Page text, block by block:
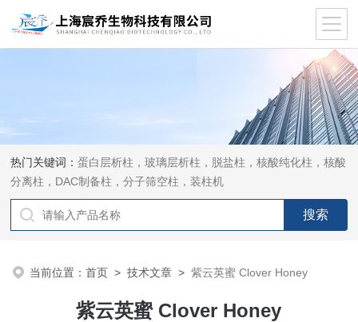
热门关键词：蛋白层析柱，玻璃层析柱，脱盐柱，核酸纯化柱，核酸
分离柱，DAC制备柱，分子筛空柱，装柱机
当前位置：首页 >技术文章 >紫云英蜜 Clover Honey
紫云英蜜 Clover Honey